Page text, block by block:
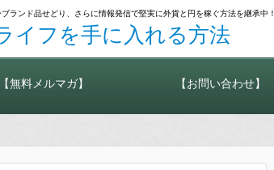
ンド品せどり、さらに情報発信で堅実に外貨と円を稼ぐ方法を継承中！
イフを手に入れる方法
【無料メルマガ】 【お問い合わせ】